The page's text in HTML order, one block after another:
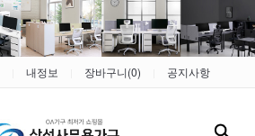
내정보 장바구니(0) 공지사항